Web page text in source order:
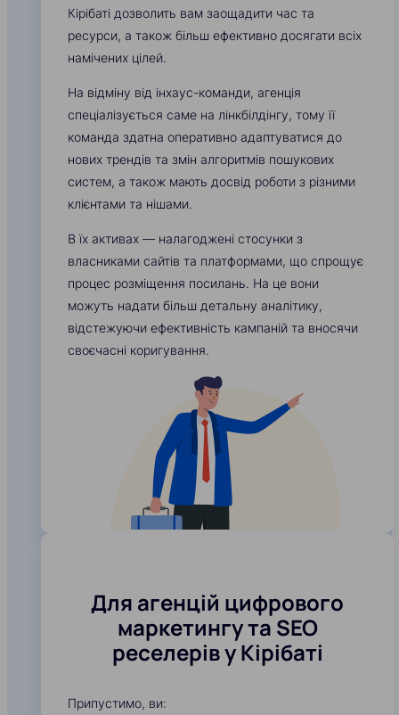
Кірібаті дозволить вам заощадити час та
ресурси, а також більш ефективно досягати всіх
намічених цілей.
На відміну від інхаус-команди, агенція
спеціалізується саме на лінкбілдінгу, тому її
команда здатна оперативно адаптуватися до
нових трендів та змін алгоритмів пошукових
систем, а також мають досвід роботи з різними
клієнтами та нішами.
В їх активах — налагоджені стосунки з
власниками сайтів та платформами, що спрощує
процес розміщення посилань. На це вони
можуть надати більш детальну аналітику,
відстежуючи ефективність кампаній та вносячи
своєчасні коригування.
Для агенцій цифрового
маркетингу та SEO
реселерів у Кірібаті
Припустимо, ви: